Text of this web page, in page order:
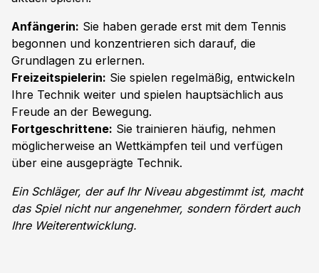
Anfängerin: Sie haben gerade erst mit dem Tennis
begonnen und konzentrieren sich darauf, die
Grundlagen zu erlernen.
Freizeitspielerin: Sie spielen regelmäßig, entwickeln
Ihre Technik weiter und spielen hauptsächlich aus
Freude an der Bewegung.
Fortgeschrittene: Sie trainieren häufig, nehmen
möglicherweise an Wettkämpfen teil und verfügen
über eine ausgeprägte Technik.
Ein Schläger, der auf Ihr Niveau abgestimmt ist, macht
das Spiel nicht nur angenehmer, sondern fördert auch
Ihre Weiterentwicklung.